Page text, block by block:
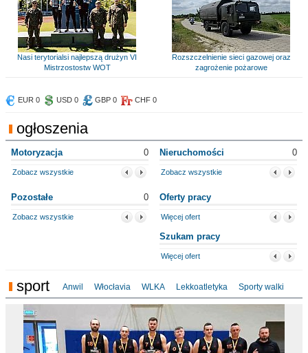
Nasi terytorialsi najlepszą drużyn VI
Mistrzostostw WOT
Rozszczelnienie sieci gazowej oraz
zagrożenie pożarowe
EUR 0 USD 0 GBP 0 CHF 0
ogłoszenia
Motoryzacja 0
Zobacz wszystkie
Nieruchomości 0
Zobacz wszystkie
Pozostałe 0
Zobacz wszystkie
Oferty pracy
Więcej ofert
Szukam pracy
Więcej ofert
sport Anwil Włocłavia WLKA Lekkoatletyka Sporty walki